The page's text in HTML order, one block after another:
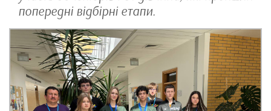
попередні відбірні етапи.